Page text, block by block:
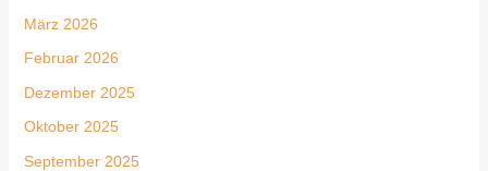
März 2026
Februar 2026
Dezember 2025
Oktober 2025
September 2025